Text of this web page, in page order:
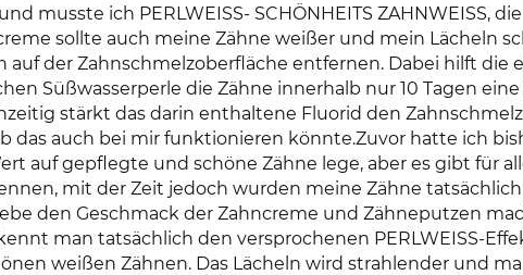
musste ich PERLWEISS- SCHÖNHEITS ZAHNWEISS,
sollte auch meine Zähne weißer und mein Lächeln
auf der Zahnschmelzoberfläche entfernen. Dabei hilft die
Süßwasserperle die Zähne innerhalb nur 10 Tagen
stärkt das darin enthaltene Fluorid den
das auch bei mir funktionieren könnte.Zuvor hatte ich
auf gepflegte und schöne Zähne lege, aber es gibt für
mit der Zeit jedoch wurden meine Zähne
den Geschmack der Zahncreme und Zähneputzen
man tatsächlich den versprochenen PERLWEISS-
weißen Zähnen. Das Lächeln wird strahlender und